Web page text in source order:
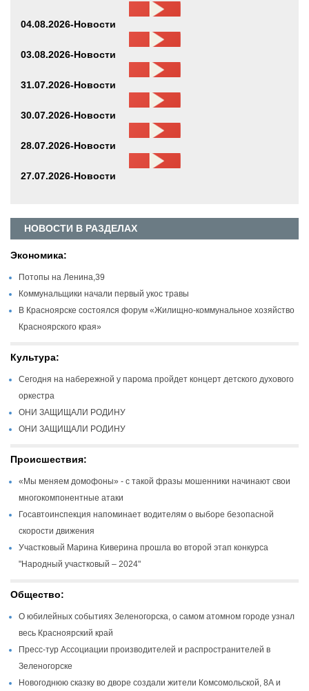
04.08.2026-Новости
03.08.2026-Новости
31.07.2026-Новости
30.07.2026-Новости
28.07.2026-Новости
27.07.2026-Новости
НОВОСТИ В РАЗДЕЛАХ
Экономика:
Потопы на Ленина,39
Коммунальщики начали первый укос травы
В Красноярске состоялся форум «Жилищно-коммунальное хозяйство
Красноярского края»
Культура:
Сегодня на набережной у парома пройдет концерт детского духового
оркестра
ОНИ ЗАЩИЩАЛИ РОДИНУ
ОНИ ЗАЩИЩАЛИ РОДИНУ
Происшествия:
«Мы меняем домофоны» - с такой фразы мошенники начинают свои
многокомпонентные атаки
Госавтоинспекция напоминает водителям о выборе безопасной
скорости движения
Участковый Марина Киверина прошла во второй этап конкурса
"Народный участковый – 2024"
Общество:
О юбилейных событиях Зеленогорска, о самом атомном городе узнал
весь Красноярский край
Пресс-тур Ассоциации производителей и распространителей в
Зеленогорске
Новогоднюю сказку во дворе создали жители Комсомольской, 8А и